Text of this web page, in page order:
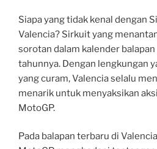
Siapa yang tidak kenal dengan
Valencia? Sirkuit yang
sorotan dalam kalender
tahunnya. Dengan lengkungan
yang curam, Valencia selalu
menarik untuk menyaksikan
MotoGP.
Pada balapan terbaru di